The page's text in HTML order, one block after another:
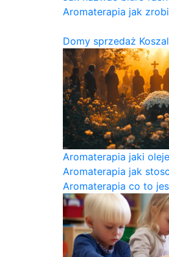
Aromaterapia jak
Domy sprzedaż
Aromaterapia jaki
Aromaterapia jak
Aromaterapia co to